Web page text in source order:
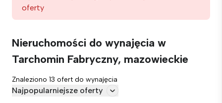
oferty
Nieruchomości do wynajęcia w
Tarchomin Fabryczny, mazowieckie
Znaleziono 13 ofert do wynajęcia
Najpopularniejsze oferty